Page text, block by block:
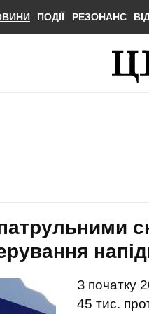
ПОДІЇ РЕЗОНАНС
З початку
45 тис.